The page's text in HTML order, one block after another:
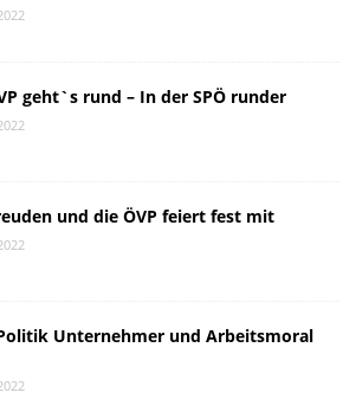
geht`s rund – In der SPÖ runder
und die ÖVP feiert fest mit
Unternehmer und Arbeitsmoral